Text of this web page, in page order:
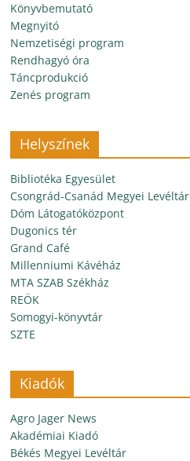
Könyvbemutató
Megnyitó
Nemzetiségi program
Rendhagyó óra
Táncprodukció
Zenés program
Helyszínek
Bibliotéka Egyesület
Csongrád-Csanád Megyei Levéltár
Dóm Látogatóközpont
Dugonics tér
Grand Café
Millenniumi Kávéház
MTA SZAB Székház
REÖK
Somogyi-könyvtár
SZTE
Kiadók
Agro Jager News
Akadémiai Kiadó
Békés Megyei Levéltár